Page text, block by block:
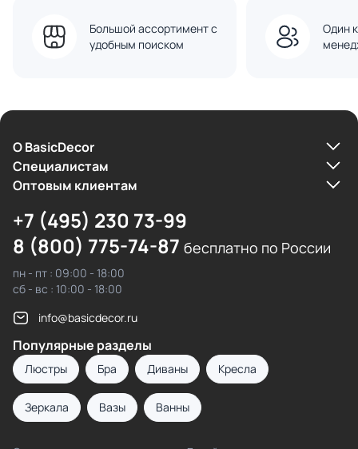
Большой ассортимент с
удобным поиском
Один
О BasicDecor
Cпециалистам
Оптовым клиентам
+7 (495) 230 73-99
8 (800) 775-74-87 бесплатно по России
пн - пт : 09:00 - 18:00
сб - вс : 10:00 - 18:00
info@basicdecor.ru
Популярные разделы
Люстры Бра Диваны Кресла
Зеркала Вазы Ванны